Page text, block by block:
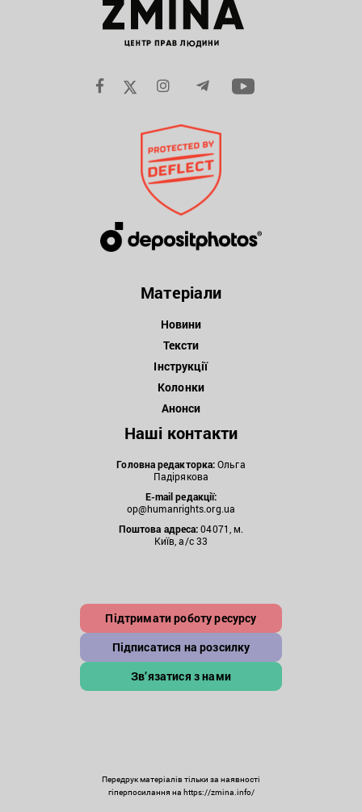
Матеріали
Новини
Тексти
Інструкції
Колонки
Анонси
Наші контакти
Головна редакторка:Ольга
Падірякова
E-mail редакції:
op@humanrights.org.ua
Поштова адреса:04071, м.
Київ, а/с 33
Підтримати роботу ресурсу
Підписатися на розсилку
Зв’язатися з нами
Передрук матеріалів тільки за наявності
гіперпосилання на https://zmina.info/